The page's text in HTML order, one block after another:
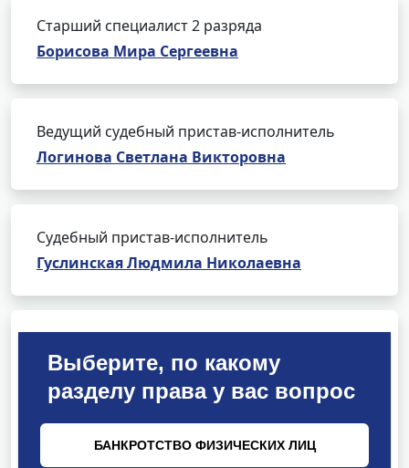
Старший специалист 2 разряда
Борисова Мира Сергеевна
Ведущий судебный пристав-исполнитель
Логинова Светлана Викторовна
Судебный пристав-исполнитель
Гуслинская Людмила Николаевна